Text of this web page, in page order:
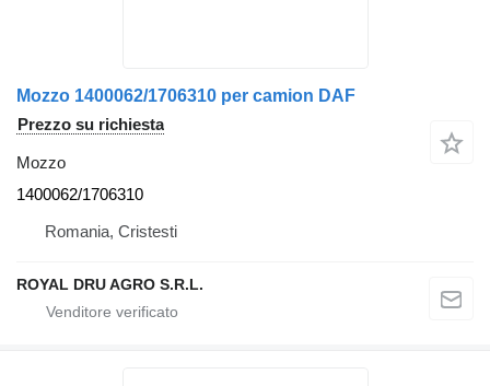
Mozzo 1400062/1706310 per camion DAF
Prezzo su richiesta
Mozzo
1400062/1706310
Romania, Cristesti
ROYAL DRU AGRO S.R.L.